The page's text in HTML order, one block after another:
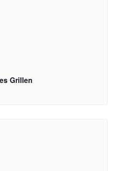
Grillen